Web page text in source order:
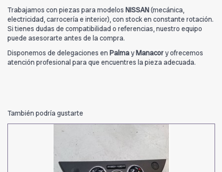
Trabajamos con piezas para modelos NISSAN(mecánica,
electricidad, carrocería e interior), con stock en constante rotación.
Si tienes dudas de compatibilidad o referencias, nuestro equipo
puede asesorarte antes de la compra.
Disponemos de delegaciones en PalmayManacory ofrecemos
atención profesional para que encuentres la pieza adecuada.
También podría gustarte